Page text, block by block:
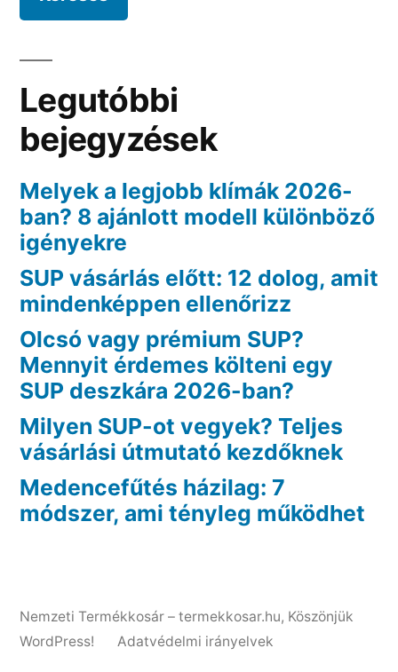
Legutóbbi
bejegyzések
Melyek a legjobb klímák 2026-
ban? 8 ajánlott modell különböző
igényekre
SUP vásárlás előtt: 12 dolog, amit
mindenképpen ellenőrizz
Olcsó vagy prémium SUP?
Mennyit érdemes költeni egy
SUP deszkára 2026-ban?
Milyen SUP-ot vegyek? Teljes
vásárlási útmutató kezdőknek
Medencefűtés házilag: 7
módszer, ami tényleg működhet
Nemzeti Termékkosár – termekkosar.hu, Köszönjük
WordPress!
Adatvédelmi irányelvek